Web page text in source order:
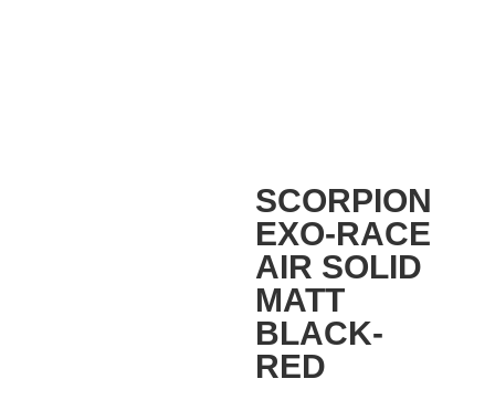
SCORPION
EXO-RACE
AIR SOLID
MATT
BLACK-
RED